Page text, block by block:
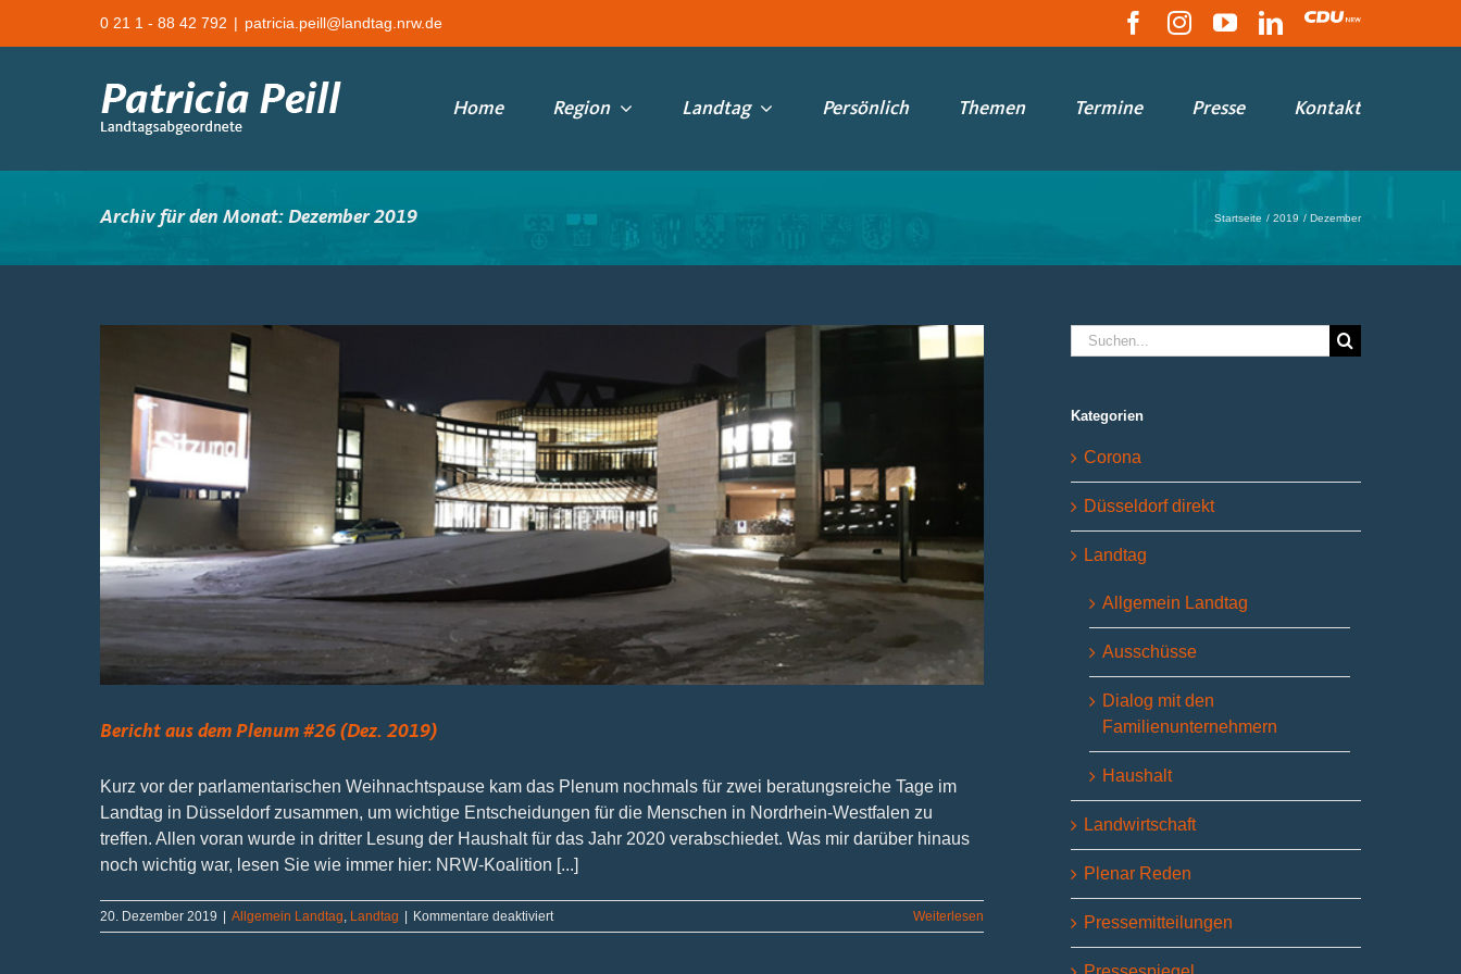
0 21 1 - 88 42 792 | patricia.peill@landtag.nrw.de Facebook
Instagram
YouTubeLinkedIn
CDU
Home Region Landtag Persönlich Themen Termine Presse Kontakt
Archiv für den Monat: Dezember 2019 Startseite 2019 Dezember
Bericht aus dem Plenum #26 (Dez. 2019)
Kurz vor der parlamentarischen Weihnachtspause kam das Plenum nochmals für zwei beratungsreiche Tage im
Landtag in Düsseldorf zusammen, um wichtige Entscheidungen für die Menschen in Nordrhein-Westfalen zu
treffen. Allen voran wurde in dritter Lesung der Haushalt für das Jahr 2020 verabschiedet. Was mir darüber hinaus
noch wichtig war, lesen Sie wie immer hier: NRW-Koalition [...]
20. Dezember 2019 | Allgemein Landtag Landtag | Kommentare deaktiviertfür
Bericht
Weiterlesen
Suche
nach:
Kategorien
Corona
Düsseldorf direkt
Landtag
Allgemein Landtag
Ausschüsse
Dialog mit den
Familienunternehmern
Haushalt
Landwirtschaft
Plenar Reden
Pressemitteilungen